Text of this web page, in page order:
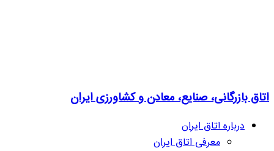
اتاق بازرگانی، صنایع، معادن و کشاورزی ایران
درباره اتاق ایران
معرفی اتاق ایران